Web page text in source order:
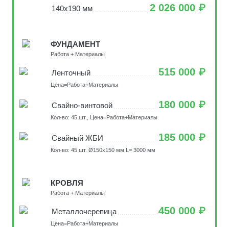
140х190 мм 2 026 000 ₽
ФУНДАМЕНТ
Работа + Материалы
Ленточный 515 000 ₽
Цена=Работа+Материалы
Свайно-винтовой 180 000 ₽
Кол-во: 45 шт., Цена=Работа+Материалы
Свайный ЖБИ 185 000 ₽
Кол-во: 45 шт. Ø150х150 мм L= 3000 мм
КРОВЛЯ
Работа + Материалы
Металлочерепица 450 000 ₽
Цена=Работа+Материалы